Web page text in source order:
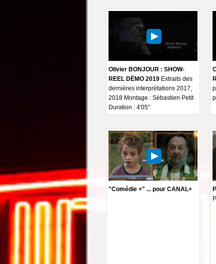
Olivier BONJOUR : SHOW-
REEL DÉMO 2019 Extraits des
dernières interprétations 2017,
2018 Montage : Sébastien Petit
Duration : 4'05"
"Comédie +" ... pour CANAL+